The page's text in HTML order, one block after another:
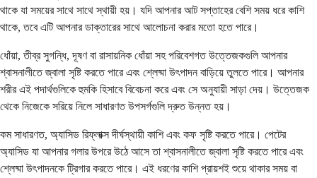
থাকে যা সময়ের সাথে সাথে স্থায়ী হয়। যদি আপনার আট সপ্তাহের বেশি সময় ধরে কাশি
থাকে, তবে এটি আপনার ডাক্তারের সাথে আলোচনা করার মতো হতে পারে।
ধোঁয়া, তীব্র সুগন্ধি, দূষণ বা রাসায়নিক ধোঁয়া সহ পরিবেশগত উত্তেজকগুলি আপনার
শ্বাসনালীতে জ্বালা সৃষ্টি করতে পারে এবং শ্লেষ্মা উৎপাদন বাড়িয়ে তুলতে পারে। আপনার
শরীর এই পদার্থগুলিকে হুমকি হিসাবে বিবেচনা করে এবং সে অনুযায়ী সাড়া দেয়। উত্তেজক
থেকে নিজেকে সরিয়ে নিলে সাধারণত উপসর্গগুলি দ্রুত উন্নত হয়।
কম সাধারণত, অ্যাসিড রিফ্লাক্স দীর্ঘস্থায়ী কাশি এবং কফ সৃষ্টি করতে পারে। পেটের
অ্যাসিড যা আপনার গলার উপরে উঠে আসে তা শ্বাসনালীতে জ্বালা সৃষ্টি করতে পারে এবং
শ্লেষ্মা উৎপাদনকে ট্রিগার করতে পারে। এই ধরণের কাশি প্রায়শই শুয়ে থাকার সময় বা